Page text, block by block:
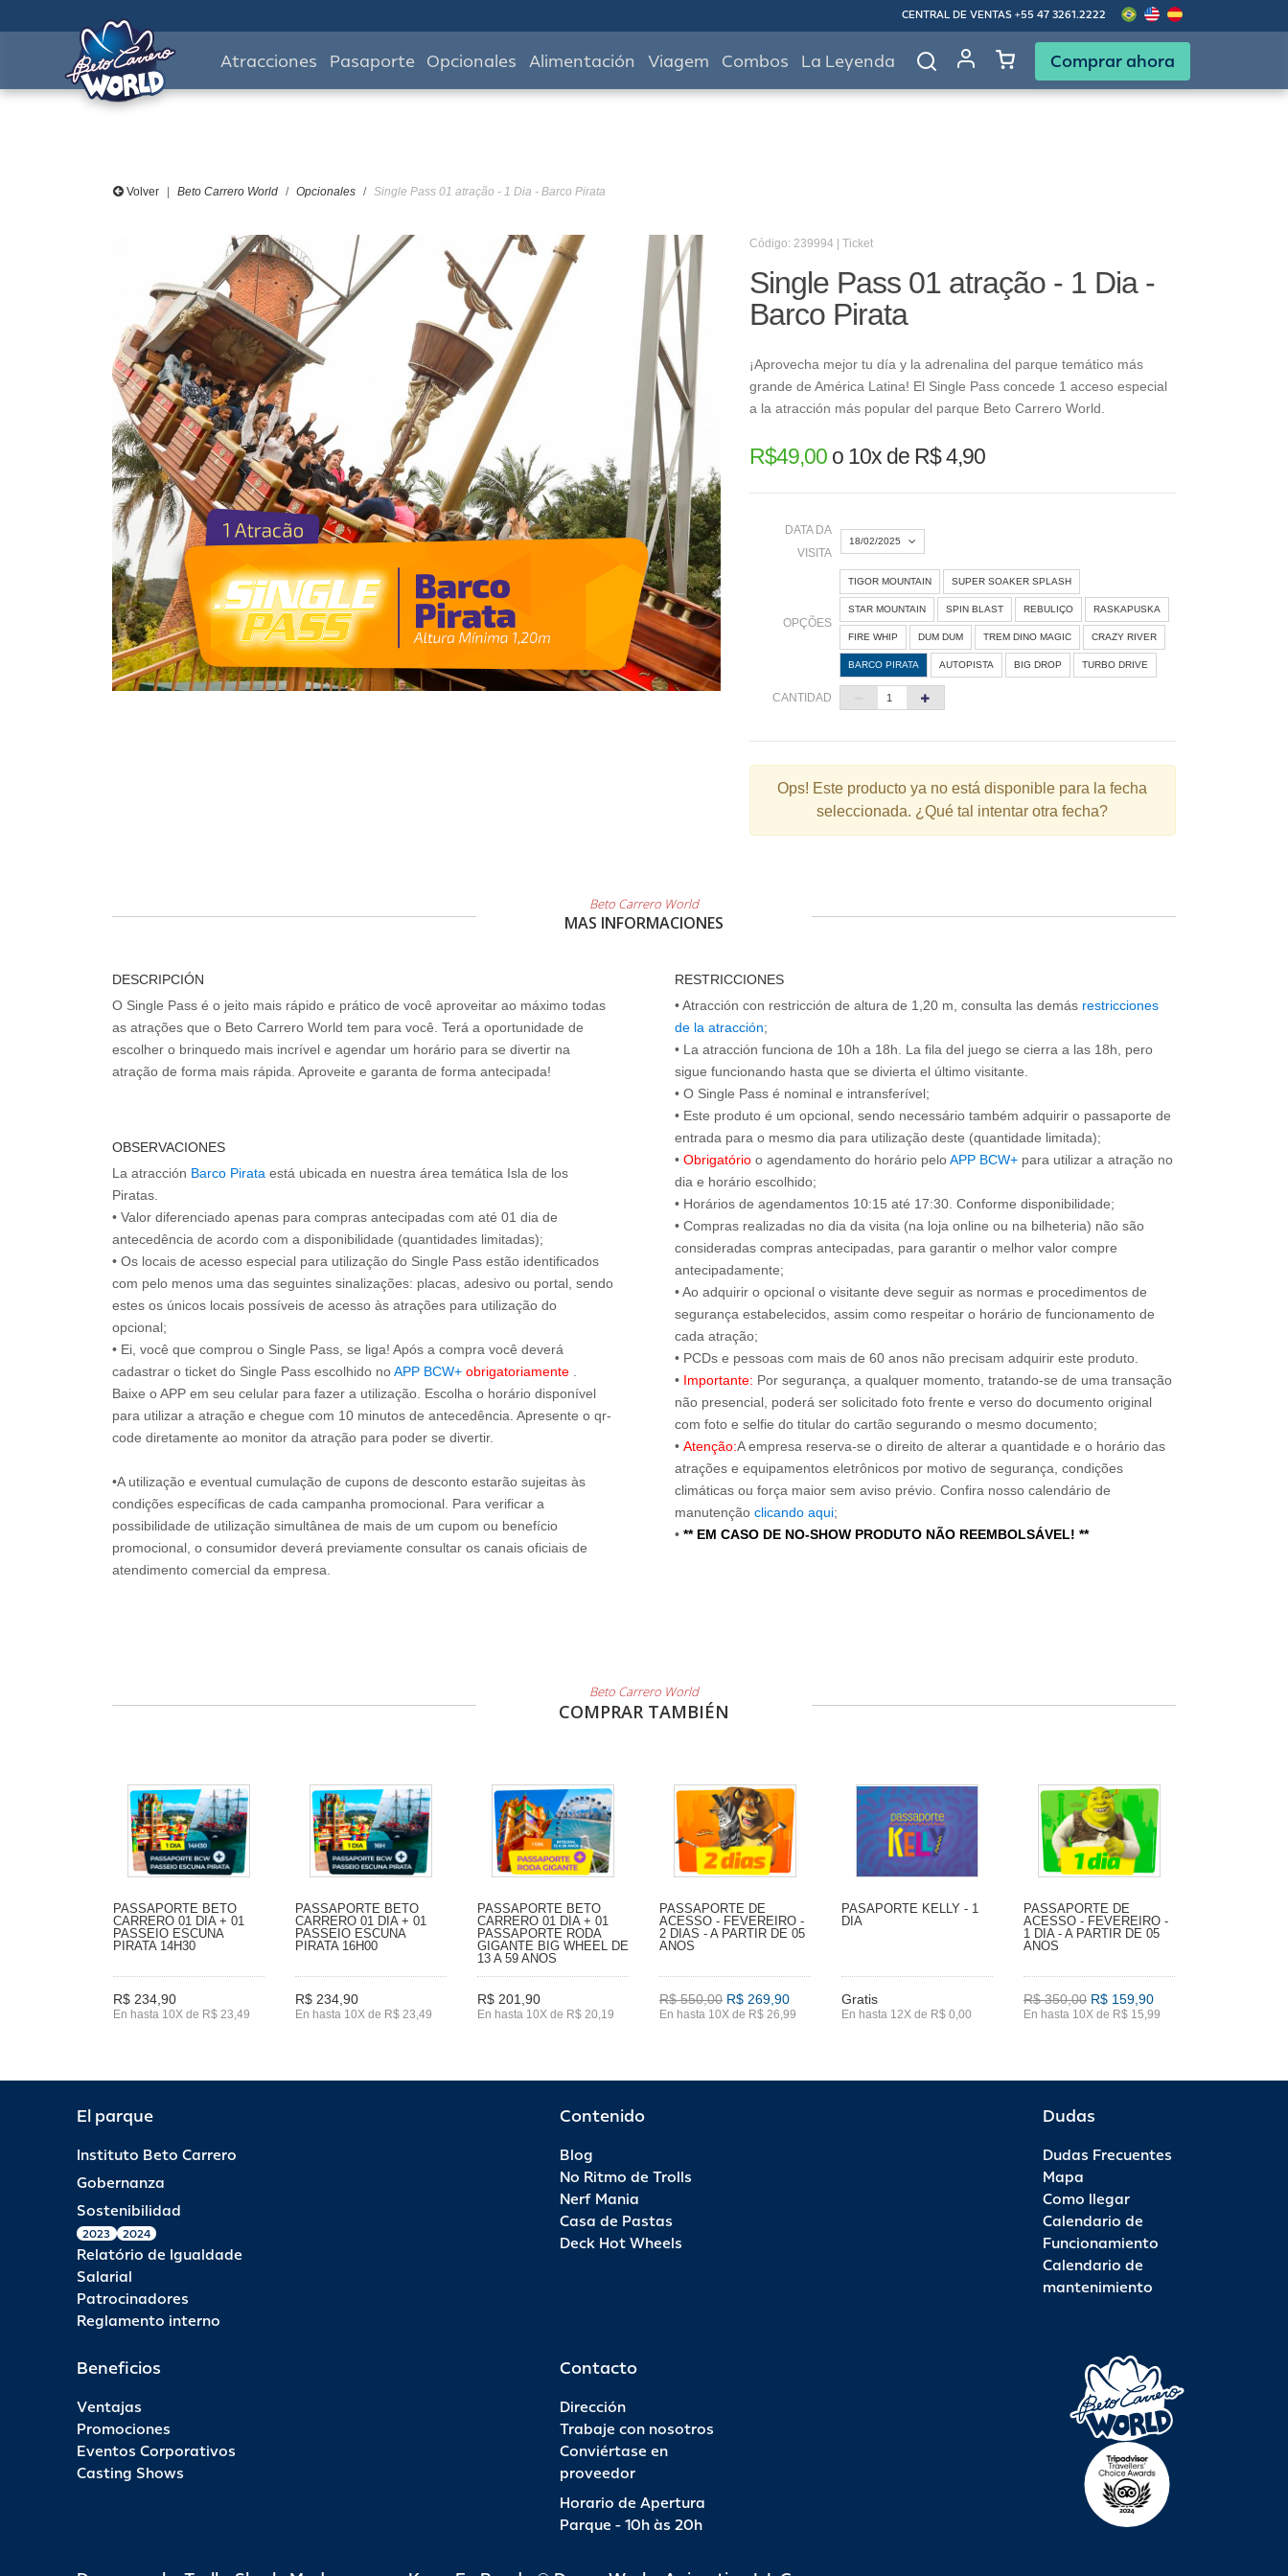
CENTRAL DE VENTAS +55 47 3261.2222
Atracciones Pasaporte Opcionales Alimentación Viagem Combos La Leyenda Comprar ahora
Volver Beto Carrero World Opcionales Single Pass 01 atração - 1 Dia - Barco Pirata
Código: 239994 | Ticket
Single Pass 01 atração - 1 Dia -
Barco Pirata
¡Aprovecha mejor tu día y la adrenalina del parque temático más
grande de América Latina! El Single Pass concede 1 acceso especial
a la atracción más popular del parque Beto Carrero World.
R$49,00o 10x de R$ 4,90
DATA DA
VISITA
18/02/2025
« Agosto 2026 »
D S Q Q S S
1
24 27 28 29
30 31
OPÇÕES
TIGOR MOUNTAIN SUPER SOAKER SPLASH
STAR MOUNTAIN SPIN BLAST REBULIÇO RASKAPUSKA
FIRE WHIP DUM DUM TREM DINO MAGIC CRAZY RIVER
BARCO PIRATA AUTOPISTA BIG DROP TURBO DRIVE
CANTIDAD
Ops! Este producto ya no está disponible para la fecha
seleccionada. ¿Qué tal intentar otra fecha?
Beto Carrero World
MAS INFORMACIONES
DESCRIPCIÓN
O Single Pass é o jeito mais rápido e prático de você aproveitar ao máximo todas
as atrações que o Beto Carrero World tem para você. Terá a oportunidade de
escolher o brinquedo mais incrível e agendar um horário para se divertir na
atração de forma mais rápida. Aproveite e garanta de forma antecipada!
OBSERVACIONES
La atracción Barco Pirata está ubicada en nuestra área temática Isla de los
Piratas.
• Valor diferenciado apenas para compras antecipadas com até 01 dia de
antecedência de acordo com a disponibilidade (quantidades limitadas);
• Os locais de acesso especial para utilização do Single Pass estão identificados
com pelo menos uma das seguintes sinalizações: placas, adesivo ou portal, sendo
estes os únicos locais possíveis de acesso às atrações para utilização do
opcional;
• Ei, você que comprou o Single Pass, se liga! Após a compra você deverá
cadastrar o ticket do Single Pass escolhido noAPP BCW+ obrigatoriamente
Baixe o APP em seu celular para fazer a utilização. Escolha o horário disponível
para utilizar a atração e chegue com 10 minutos de antecedência. Apresente o qr-
code diretamente ao monitor da atração para poder se divertir.
•A utilização e eventual cumulação de cupons de desconto estarão sujeitas às
condições específicas de cada campanha promocional. Para verificar a
possibilidade de utilização simultânea de mais de um cupom ou benefício
promocional, o consumidor deverá previamente consultar os canais oficiais de
atendimento comercial da empresa.
RESTRICCIONES
• Atracción con restricción de altura de 1,20 m, consulta las demás restricciones
de la atracción;
• La atracción funciona de 10h a 18h. La fila del juego se cierra a las 18h, pero
sigue funcionando hasta que se divierta el último visitante.
• O Single Pass é nominal e intransferível;
• Este produto é um opcional, sendo necessário também adquirir o passaporte de
entrada para o mesmo dia para utilização deste (quantidade limitada);
• Obrigatório o agendamento do horário peloAPP BCW+ para utilizar a atração no
dia e horário escolhido;
• Horários de agendamentos 10:15 até 17:30. Conforme disponibilidade;
• Compras realizadas no dia da visita (na loja online ou na bilheteria) não são
consideradas compras antecipadas, para garantir o melhor valor compre
antecipadamente;
• Ao adquirir o opcional o visitante deve seguir as normas e procedimentos de
segurança estabelecidos, assim como respeitar o horário de funcionamento de
cada atração;
• PCDs e pessoas com mais de 60 anos não precisam adquirir este produto.
• Importante: Por segurança, a qualquer momento, tratando-se de uma transação
não presencial, poderá ser solicitado foto frente e verso do documento original
com foto e selfie do titular do cartão segurando o mesmo documento;
• Atenção:A empresa reserva-se o direito de alterar a quantidade e o horário das
atrações e equipamentos eletrônicos por motivo de segurança, condições
climáticas ou força maior sem aviso prévio. Confira nosso calendário de
manutenção clicando aqui;
• ** EM CASO DE NO-SHOW PRODUTO NÃO REEMBOLSÁVEL! **
Beto Carrero World
COMPRAR TAMBIÉN
PASSAPORTE BETO
CARRERO 01 DIA + 01
PASSEIO ESCUNA
PIRATA 14H30
R$ 234,90
En hasta 10X de R$ 23,49
PASSAPORTE BETO
CARRERO 01 DIA + 01
PASSEIO ESCUNA
PIRATA 16H00
R$ 234,90
En hasta 10X de R$ 23,49
PASSAPORTE BETO
CARRERO 01 DIA + 01
PASSAPORTE RODA
GIGANTE BIG WHEEL DE
13 A 59 ANOS
R$ 201,90
En hasta 10X de R$ 20,19
PASSAPORTE DE
ACESSO - FEVEREIRO -
2 DIAS - A PARTIR DE 05
ANOS
R$ 550,00 R$ 269,90
En hasta 10X de R$ 26,99
PASAPORTE KELLY - 1
DIA
Gratis
En hasta 12X de R$ 0,00
PASSAPORTE DE
ACESSO - FEVEREIRO -
1 DIA - A PARTIR DE 05
ANOS
R$ 350,00 R$ 159,90
En hasta 10X de R$ 15,99
El parque
Instituto Beto Carrero
Gobernanza
Sostenibilidad
2023 2024
Relatório de Igualdade
Salarial
Patrocinadores
Reglamento interno
Contenido
Blog
No Ritmo de Trolls
Nerf Mania
Casa de Pastas
Deck Hot Wheels
Dudas
Dudas Frecuentes
Mapa
Como llegar
Calendario de
Funcionamiento
Calendario de
mantenimiento
Beneficios
Ventajas
Promociones
Eventos Corporativos
Casting Shows
Contacto
Dirección
Trabaje con nosotros
Conviértase en
proveedor
Horario de Apertura
Parque - 10h às 20h